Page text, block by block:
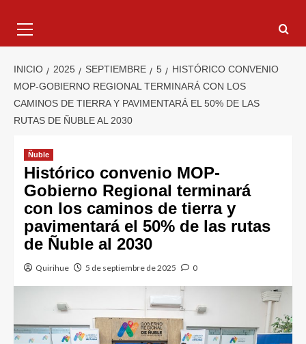
INICIO 2025 SEPTIEMBRE 5
HISTÓRICO CONVENIO
MOP-GOBIERNO REGIONAL TERMINARÁ CON LOS
CAMINOS DE TIERRA Y PAVIMENTARÁ EL 50% DE LAS
RUTAS DE ÑUBLE AL 2030
Ñuble
Histórico convenio MOP-
Gobierno Regional terminará
con los caminos de tierra y
pavimentará el 50% de las rutas
de Ñuble al 2030
Quirihue 5 de septiembre de 2025 0